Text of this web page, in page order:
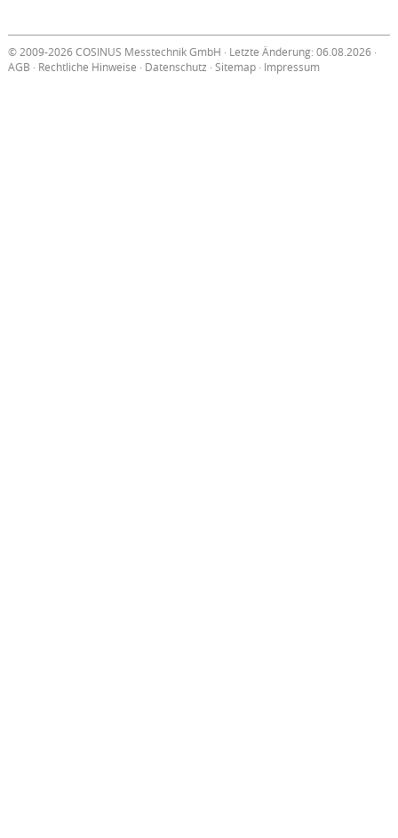
© 2009-2026 COSINUS Messtechnik GmbH · Letzte Änderung: 06.08.2026 ·
AGB · Rechtliche Hinweise · Datenschutz · Sitemap· Impressum